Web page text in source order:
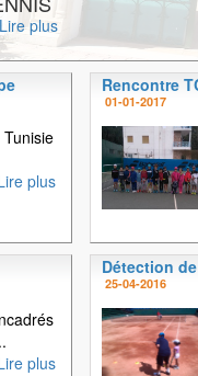
Lire plus
plus
Rencontre
01-01-2017
plus
Détection
25-04-2016